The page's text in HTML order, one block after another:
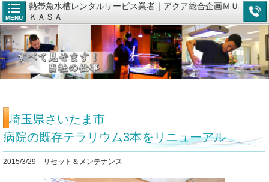
MENU
熱帯魚水槽レンタルサービス業者｜アクア総合企画ＭＵ
ＫＡＳＡ
埼玉県さいたま市
病院の既存テラリウム3本をリニューアル
2015/3/29 リセット＆メンテナンス